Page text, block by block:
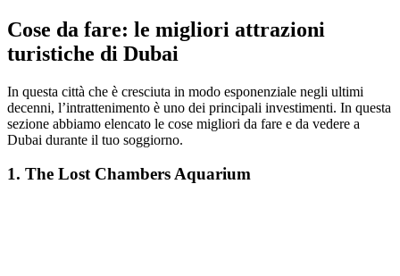
Cose da fare: le migliori attrazioni
turistiche di Dubai
In questa città che è cresciuta in modo esponenziale negli ultimi
decenni, l’intrattenimento è uno dei principali investimenti. In questa
sezione abbiamo elencato le cose migliori da fare e da vedere a
Dubai durante il tuo soggiorno.
1. The Lost Chambers Aquarium